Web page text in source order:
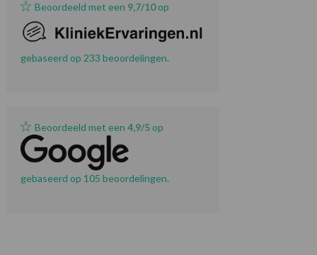
Beoordeeld met een 9,7/10op
gebaseerd op 233 beoordelingen.
Beoordeeld met een 4,9/5op
gebaseerd op 105 beoordelingen.